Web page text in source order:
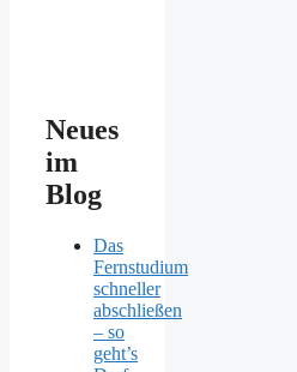
Neues
im
Blog
Das
Fernstudium
schneller
abschließen
– so
geht’s